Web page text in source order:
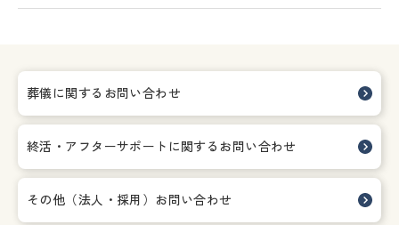
葬儀に関するお問い合わせ
終活・アフターサポートに関する お問い合わせ
その他（法人・採用）お問い合わせ